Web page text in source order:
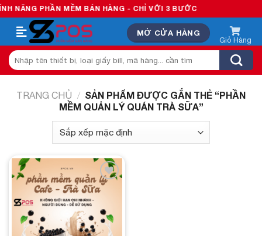
Skip
to
content
NĂNG PHẦN MỀM BÁN HÀNG - CHỈ VỚI 3 BƯỚC
MỞ CỬA HÀNG
Tìm
kiếm:
TRANG CHỦ / SẢN PHẨM ĐƯỢC GẮN THẺ “PHẦN
MỀM QUẢN LÝ QUÁN TRÀ SỮA”
Add to
wishlist